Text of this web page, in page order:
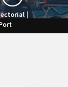
|